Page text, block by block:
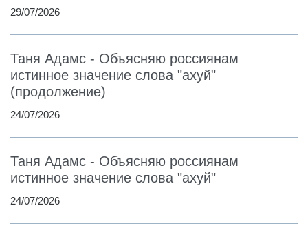
29/07/2026
Таня Адамс - Объясняю россиянам
истинное значение слова "ахуй"
(продолжение)
24/07/2026
Таня Адамс - Объясняю россиянам
истинное значение слова "ахуй"
24/07/2026